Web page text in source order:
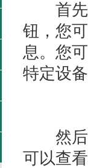
首先，
钮，您
息。您
特定设
然后，
可以查